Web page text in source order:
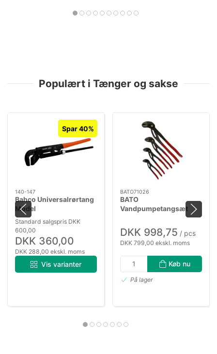
Populært i Tænger og sakse
Spar 40%
140-147
Bahco Universalrørtang
Model
140,141,142,143,144,147
Standard salgspris DKK
600,00
DKK 360,00
DKK 288,00 ekskl. moms
Vis varianter
BATO71026
BATO
Vandpumpetangsæt
Mamba Grip med Quick
justering 175-250-300-
400mm. 4 dele
DKK 998,75 / pcs
DKK 799,00 ekskl. moms
Køb nu
På lager